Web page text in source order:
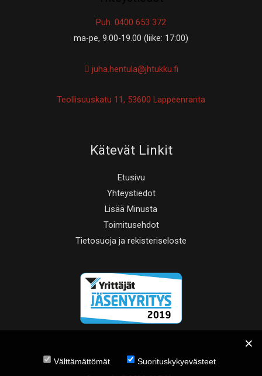
Puh. 0400 653 372
ma-pe, 9.00-19.00 (liike: 17:00)
juha.hentula@jhtukku.fi
Teollisuuskatu 11, 53600 Lappeenranta
Kätevät Linkit
Etusivu
Yhteystiedot
Lisää Minusta
Toimitusehdot
Tietosuoja ja rekisteriseloste
Välttämättömät Suorituskykyevästeet